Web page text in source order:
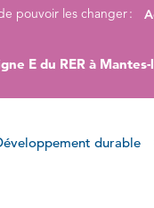
pouvoir les changer :
E du RER à
durable